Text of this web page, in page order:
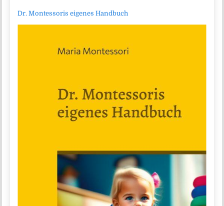
Dr. Montessoris eigenes Handbuch